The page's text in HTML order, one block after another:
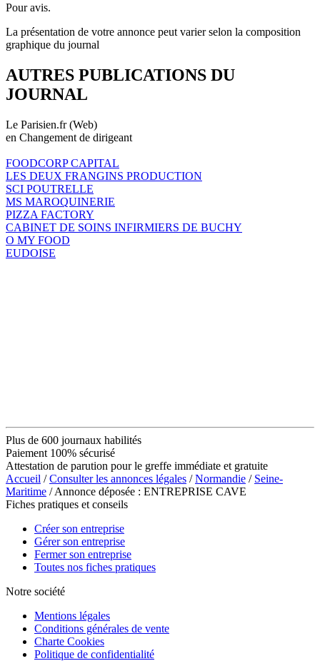
Pour avis.
La présentation de votre annonce peut varier selon la composition
graphique du journal
AUTRES PUBLICATIONS DU
JOURNAL
Le Parisien.fr (Web)
en Changement de dirigeant
FOODCORP CAPITAL
LES DEUX FRANGINS PRODUCTION
SCI POUTRELLE
MS MAROQUINERIE
PIZZA FACTORY
CABINET DE SOINS INFIRMIERS DE BUCHY
O MY FOOD
EUDOISE
Plus de 600 journaux habilités
Paiement 100% sécurisé
Attestation de parution pour le greffe immédiate et gratuite
Accueil /Consulter les annonces légales /Normandie / Seine-
Maritime / Annonce déposée : ENTREPRISE CAVE
Fiches pratiques et conseils
Créer son entreprise
Gérer son entreprise
Fermer son entreprise
Toutes nos fiches pratiques
Notre société
Mentions légales
Conditions générales de vente
Charte Cookies
Politique de confidentialité